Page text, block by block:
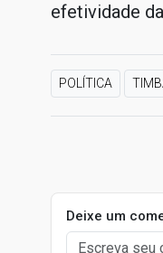
efetividade
POLÍTICA
Deixe um